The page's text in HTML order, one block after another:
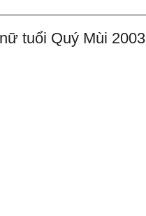
tuổi Quý Mùi 2003